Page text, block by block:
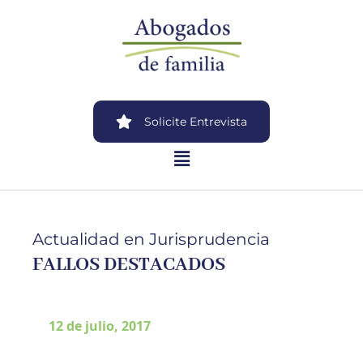
Solicite Entrevista
Actualidad en Jurisprudencia
FALLOS DESTACADOS
12 de julio, 2017